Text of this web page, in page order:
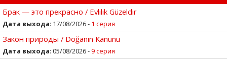
Брак — это прекрасно / Evlilik Güzeldir
Дата выхода: 17/08/2026 - 1 серия
Закон природы / Doğanın Kanunu
Дата выхода: 05/08/2026 -9 серия